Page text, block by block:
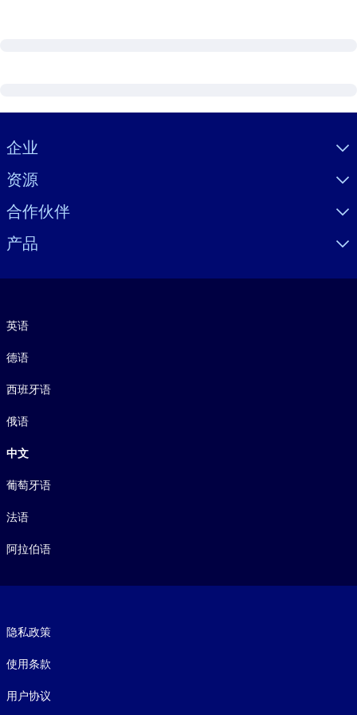
Visually hidden Text
企业
资源
合作伙伴
产品
英语
德语
西班牙语
俄语
中文
葡萄牙语
法语
阿拉伯语
隐私政策
使用条款
用户协议